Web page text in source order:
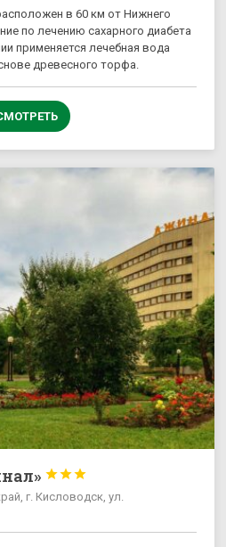
в 60 км от Нижнего
по лечению сахарного диабета
применяется лечебная вода
древесного торфа.



г. Кисловодск, ул.